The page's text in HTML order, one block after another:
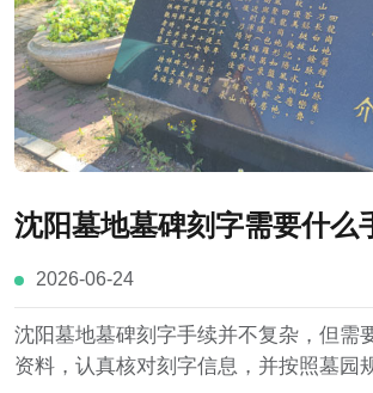
沈阳墓地墓碑刻字需要什么
与注意事项详解
2026-06-24
沈阳墓地墓碑刻字手续并不复杂，但需
资料，认真核对刻字信息，并按照墓园